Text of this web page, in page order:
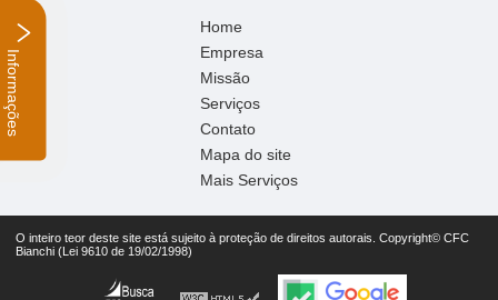
Home
Empresa
Missão
Serviços
Contato
Mapa do site
Mais Serviços
O inteiro teor deste site está sujeito à proteção de direitos autorais. Copyright© CFC
Bianchi (Lei 9610 de 19/02/1998)
Informações